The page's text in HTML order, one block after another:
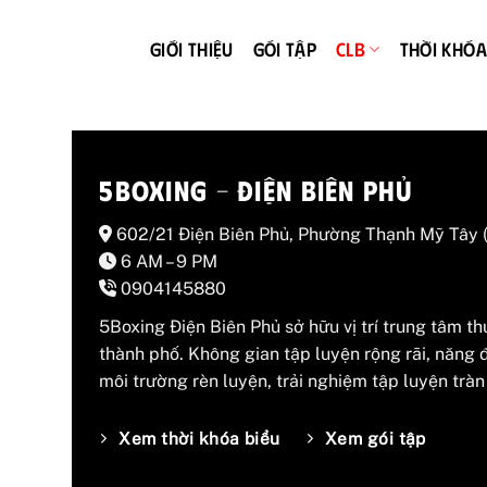
GIỚI THIỆU GÓI TẬP CLB THỜI
5BOXING – ĐIỆN BIÊN PHỦ
602/21 Điện Biên Phủ, Phường Thạnh Mỹ Tây
6 AM – 9 PM
0904145880
5Boxing Điện Biên Phủ sở hữu vị trí trung tâm
thành phố. Không gian tập luyện rộng rãi,
môi trường rèn luyện, trải nghiệm tập luyện
Xem thời khóa biểu Xem gói tập